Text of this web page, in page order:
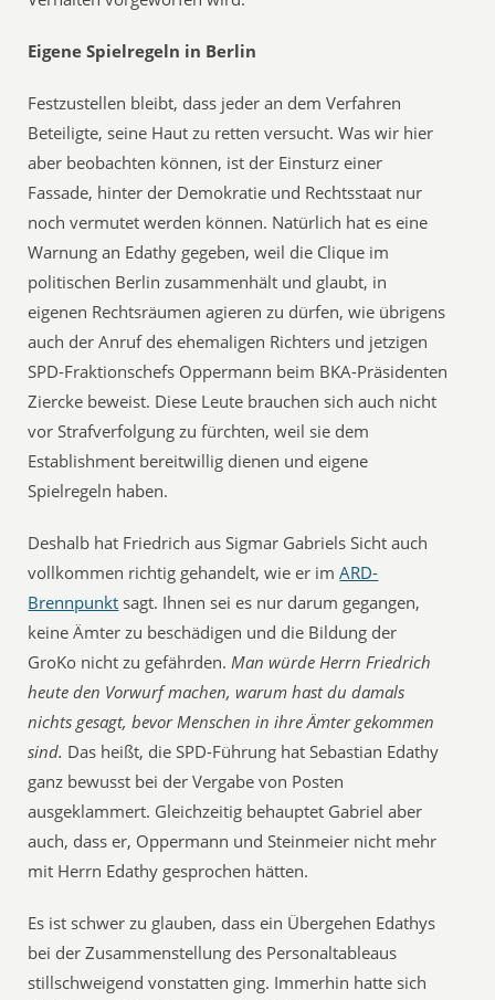
Eigene Spielregeln in Berlin
Festzustellen bleibt, dass jeder an dem Verfahren
Beteiligte, seine Haut zu retten versucht. Was wir hier
aber beobachten können, ist der Einsturz einer
Fassade, hinter der Demokratie und Rechtsstaat nur
noch vermutet werden können. Natürlich hat es eine
Warnung an Edathy gegeben, weil die Clique im
politischen Berlin zusammenhält und glaubt, in
eigenen Rechtsräumen agieren zu dürfen, wie übrigens
auch der Anruf des ehemaligen Richters und jetzigen
SPD-Fraktionschefs Oppermann beim BKA-Präsidenten
Ziercke beweist. Diese Leute brauchen sich auch nicht
vor Strafverfolgung zu fürchten, weil sie dem
Establishment bereitwillig dienen und eigene
Spielregeln haben.
Deshalb hat Friedrich aus Sigmar Gabriels Sicht auch
vollkommen richtig gehandelt, wie er imARD-
Brennpunkt sagt. Ihnen sei es nur darum gegangen,
keine Ämter zu beschädigen und die Bildung der
GroKo nicht zu gefährden.Man würde Herrn Friedrich
heute den Vorwurf machen, warum hast du damals
nichts gesagt, bevor Menschen in ihre Ämter gekommen
sind. Das heißt, die SPD-Führung hat Sebastian Edathy
ganz bewusst bei der Vergabe von Posten
ausgeklammert. Gleichzeitig behauptet Gabriel aber
auch, dass er, Oppermann und Steinmeier nicht mehr
mit Herrn Edathy gesprochen hätten.
Es ist schwer zu glauben, dass ein Übergehen Edathys
bei der Zusammenstellung des Personaltableaus
stillschweigend vonstatten ging. Immerhin hatte sich